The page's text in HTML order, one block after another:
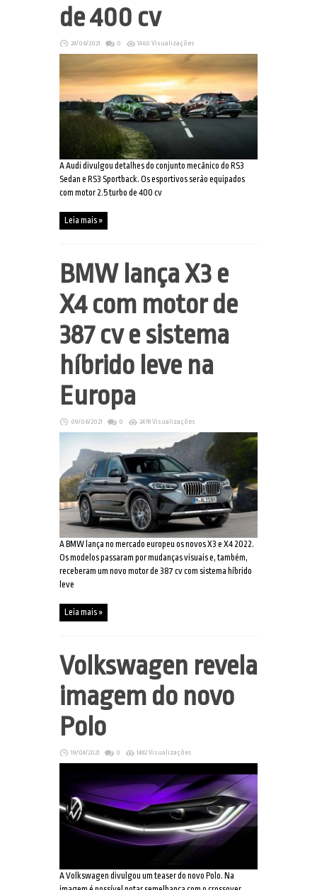
de 400 cv
24/06/2021 0 1460 Visualizações
A Audi divulgou detalhes do conjunto mecânico do RS3
Sedan e RS3 Sportback. Os esportivos serão equipados
com motor 2.5 turbo de 400 cv
Leia mais »
BMW lança X3 e
X4 com motor de
387 cv e sistema
híbrido leve na
Europa
09/06/2021 0 2478 Visualizações
A BMW lança no mercado europeu os novos X3 e X4 2022.
Os modelos passaram por mudanças visuais e, também,
receberam um novo motor de 387 cv com sistema híbrido
leve
Leia mais »
Volkswagen revela
imagem do novo
Polo
19/04/2021 0 1482 Visualizações
A Volkswagen divulgou um teaser do novo Polo. Na